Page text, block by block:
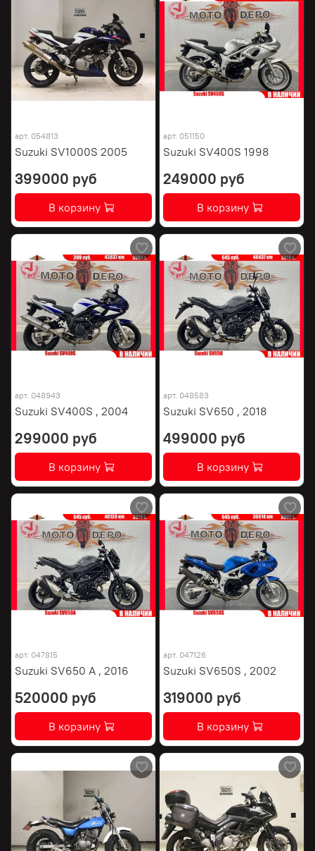
арт. 054813
Suzuki SV1000S 2005
399000 руб
В корзину
арт. 051150
Suzuki SV400S 1998
249000 руб
В корзину
арт. 048943
Suzuki SV400S , 2004
299000 руб
В корзину
арт. 048583
Suzuki SV650 , 2018
499000 руб
В корзину
арт. 047815
Suzuki SV650 A , 2016
520000 руб
В корзину
арт. 047126
Suzuki SV650S , 2002
319000 руб
В корзину